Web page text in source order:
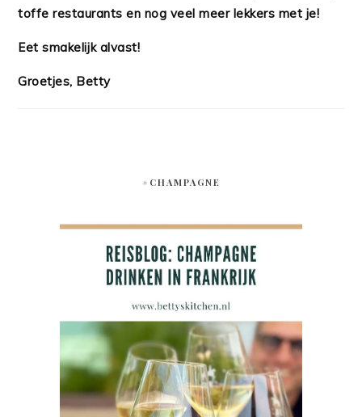
toffe restaurants en nog veel meer lekkers met je!
Eet smakelijk alvast!
Groetjes, Betty
#CHAMPAGNE